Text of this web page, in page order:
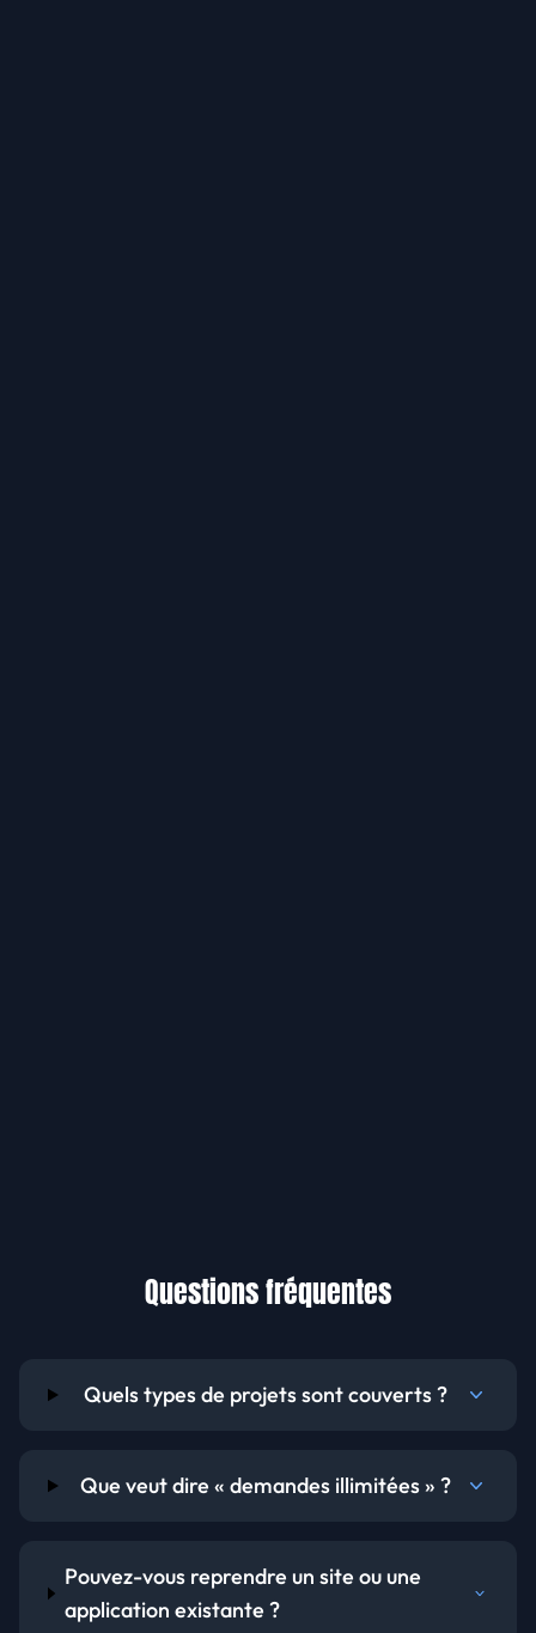
Questions fréquentes
Quels types de projets sont couverts ?
Que veut dire « demandes illimitées » ?
Pouvez-vous reprendre un site ou une
application existante ?